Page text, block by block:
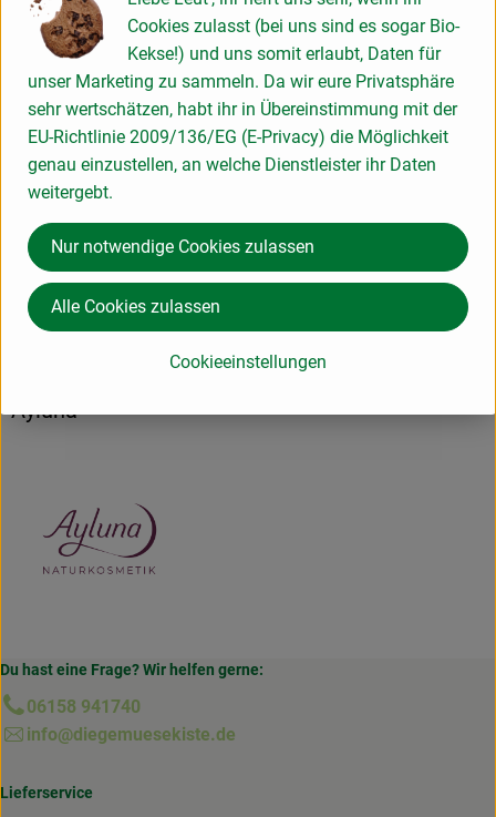
Produktinformationen
Produktdatenblatt
Herkunft
Hersteller: Ayluna Naturkosmetik GmbH
Ayluna
Du hast eine Frage? Wir helfen gerne:
06158 941740
info@diegemuesekiste.de
Lieferservice
Cookies zulasst (bei uns sind es sogar Bio-
Kekse!) und uns somit erlaubt, Daten für
unser Marketing zu sammeln. Da wir eure Privatsphäre
sehr wertschätzen, habt ihr in Übereinstimmung mit der
EU-Richtlinie 2009/136/EG (E-Privacy) die Möglichkeit
genau einzustellen, an welche Dienstleister ihr Daten
weitergebt.
Cookieeinstellungen
Nur notwendige Cookies zulassen
Alle Cookies zulassen